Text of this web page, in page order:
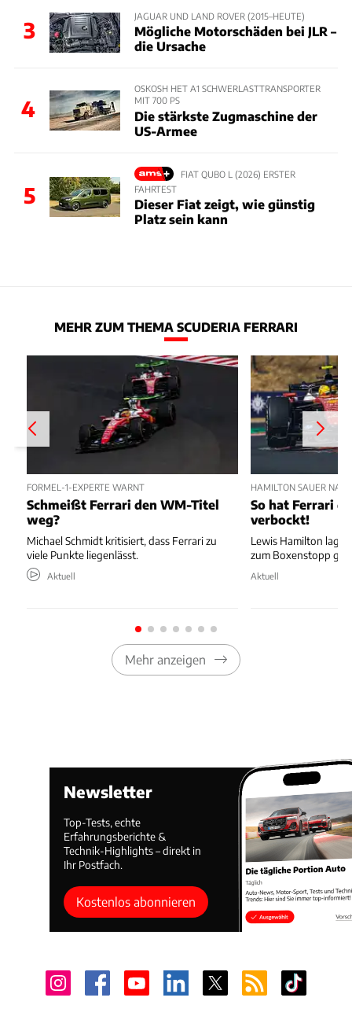
3
JAGUAR UND LAND ROVER (2015–HEUTE)
Mögliche Motorschäden bei JLR –
die Ursache
4
OSKOSH HET A1 SCHWERLASTTRANSPORTER
MIT 700 PS
Die stärkste Zugmaschine der
US-Armee
5
FIAT QUBO L (2026) ERSTER
FAHRTEST
Dieser Fiat zeigt, wie günstig
Platz sein kann
MEHR ZUM THEMA SCUDERIA FERRARI
FORMEL-1-EXPERTE WARNT
Schmeißt Ferrari den WM-Titel
weg?
Michael Schmidt kritisiert, dass Ferrari zu
viele Punkte liegenlässt.
Aktuell
HAMILTON SAUER
So hat Ferrari
verbockt!
Lewis Hamilton lag
zum Boxenstopp
Aktuell
Mehr anzeigen
Newsletter
Top-Tests, echte
Erfahrungsberichte &
Technik-Highlights – direkt in
Ihr Postfach.
Kostenlos abonnieren